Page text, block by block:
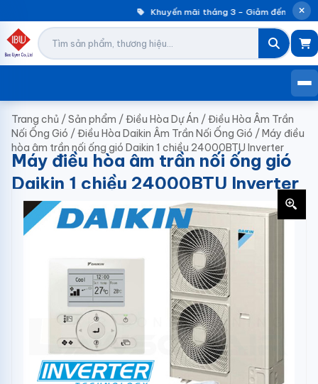
Khuyến mãi tháng 3 – Giảm đến 30%
Trang chủ /Sản phẩm /Điều Hòa Dự Án /Điều Hòa Âm Trần
Nối Ống Gió /Điều Hòa Daikin Âm Trần Nối Ống Gió /Máy điều
hòa âm trần nối ống gió Daikin 1 chiều 24000BTU Inverter
Máy điều hòa âm trần nối ống gió
Daikin 1 chiều 24000BTU Inverter